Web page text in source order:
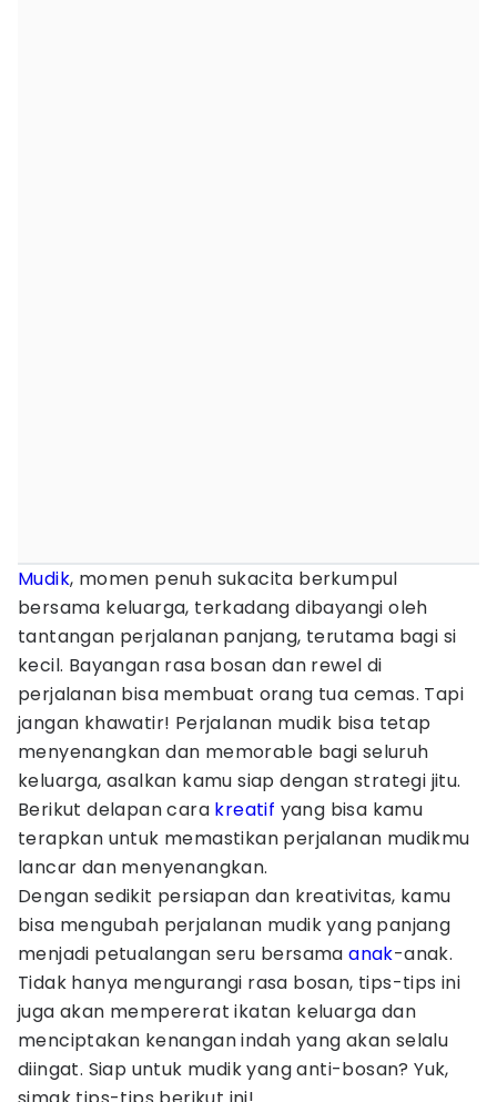
Mudik, momen penuh sukacita berkumpul
bersama keluarga, terkadang dibayangi oleh
tantangan perjalanan panjang, terutama bagi si
kecil. Bayangan rasa bosan dan rewel di
perjalanan bisa membuat orang tua cemas. Tapi
jangan khawatir! Perjalanan mudik bisa tetap
menyenangkan dan memorable bagi seluruh
keluarga, asalkan kamu siap dengan strategi jitu.
Berikut delapan cara kreatif yang bisa kamu
terapkan untuk memastikan perjalanan mudikmu
lancar dan menyenangkan.
Dengan sedikit persiapan dan kreativitas, kamu
bisa mengubah perjalanan mudik yang panjang
menjadi petualangan seru bersamaanak-anak.
Tidak hanya mengurangi rasa bosan, tips-tips ini
juga akan mempererat ikatan keluarga dan
menciptakan kenangan indah yang akan selalu
diingat. Siap untuk mudik yang anti-bosan? Yuk,